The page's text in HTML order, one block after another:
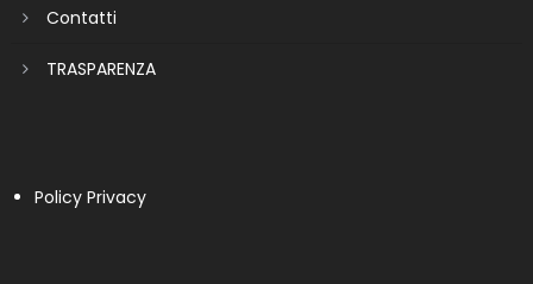
Contatti
TRASPARENZA
Policy Privacy